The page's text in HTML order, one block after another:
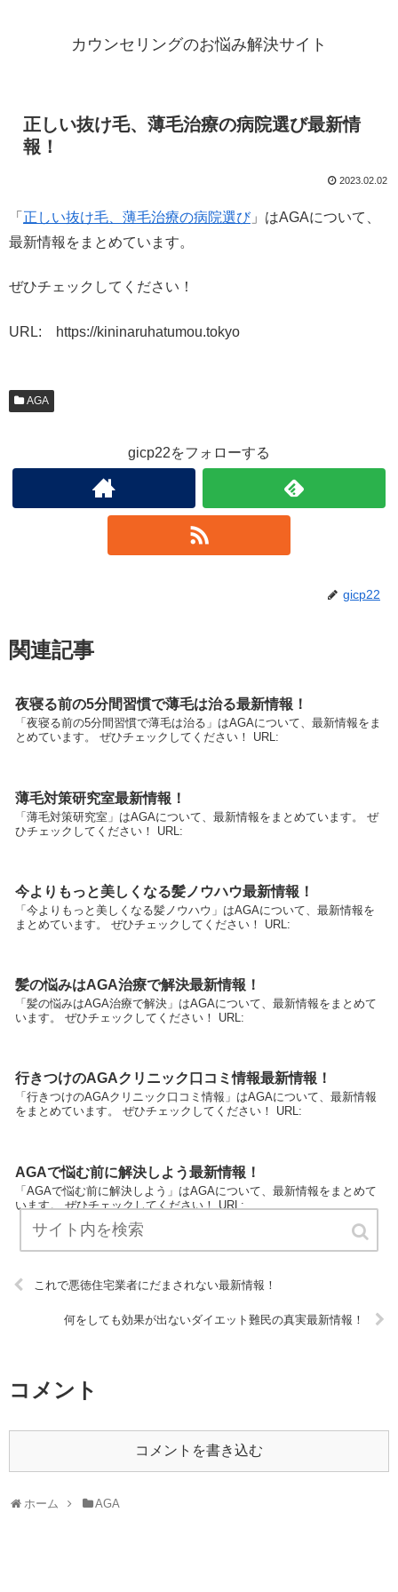
カウンセリングのお悩み解決サイト
正しい抜け毛、薄毛治療の病院選び最新情
報！
2023.02.02
「 正しい抜け毛、薄毛治療の病院選び」はAGAについて、
最新情報をまとめています。
ぜひチェックしてください！
URL: https://kininaruhatumou.tokyo
AGA
gicp22をフォローする
gicp22
関連記事
夜寝る前の5分間習慣で薄毛は治る最新情報！
「夜寝る前の5分間習慣で薄毛は治る」はAGAについて、最新情報をま
とめています。 ぜひチェックしてください！ URL:
薄毛対策研究室最新情報！
「薄毛対策研究室」はAGAについて、最新情報をまとめています。 ぜ
ひチェックしてください！ URL:
今よりもっと美しくなる髪ノウハウ最新情報！
「今よりもっと美しくなる髪ノウハウ」はAGAについて、最新情報を
まとめています。 ぜひチェックしてください！ URL:
髪の悩みはAGA治療で解決最新情報！
「髪の悩みはAGA治療で解決」はAGAについて、最新情報をまとめて
います。 ぜひチェックしてください！ URL:
行きつけのAGAクリニック口コミ情報最新情報！
「行きつけのAGAクリニック口コミ情報」はAGAについて、最新情報
をまとめています。 ぜひチェックしてください！ URL:
AGAで悩む前に解決しよう最新情報！
「AGAで悩む前に解決しよう」はAGAについて、最新情報をまとめて
います。 ぜひチェックしてください！ URL:
これで悪徳住宅業者にだまされない最新情報！
何をしても効果が出ないダイエット難民の真実最新情報！
コメント
コメントを書き込む
ホーム AGA